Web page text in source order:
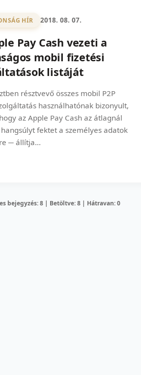
HÍR 2018. 08. 07.
Pay Cash vezeti a
mobil fizetési
listáját
résztvevő összes mobil P2P
használhatónak bizonyult,
az Apple Pay Cash az átlagnál
fektet a személyes adatok
─ állítja...
bejegyzés: 8 | Betöltve: 8 | Hátravan: 0